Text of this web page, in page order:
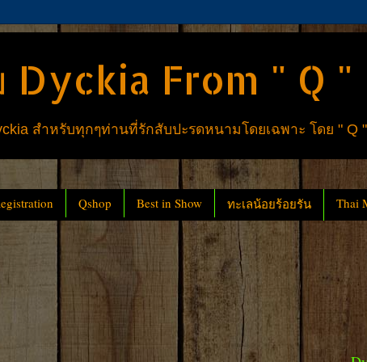
Dyckia From " Q "
สำหรับทุกๆท่านที่รักสับปะรดหนามโดยเฉพาะ โดย " Q "
Qshop Best in Show ทะเลน้อยร้อยรัน Thai